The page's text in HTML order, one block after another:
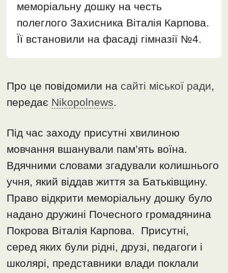
меморіальну дошку на честь
полеглого Захисника Віталія Карпова.
Її встановили на фасаді гімназії №4.
Про це повідомили на сайті міської ради,
передає Nikopolnews.
Під час заходу присутні хвилиною
мовчання вшанували пам’ять воїна.
Вдячними словами згадували колишнього
учня, який віддав життя за Батьківщину.
Право відкрити меморіальну дошку було
надано дружині Почесного громадянина
Покрова Віталія Карпова. Присутні,
серед яких були рідні, друзі, педагоги і
школярі, представники влади поклали